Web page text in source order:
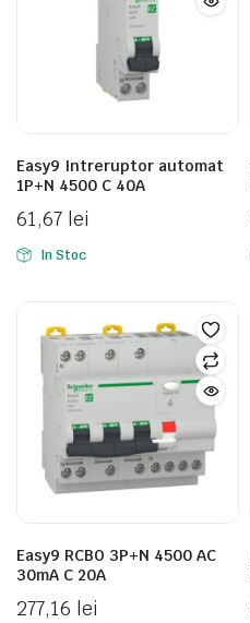
Easy9 Intreruptor automat
1P+N 4500 C 40A
61,67 lei
In Stoc
Easy9 RCBO 3P+N 4500 AC
30mA C 20A
277,16 lei